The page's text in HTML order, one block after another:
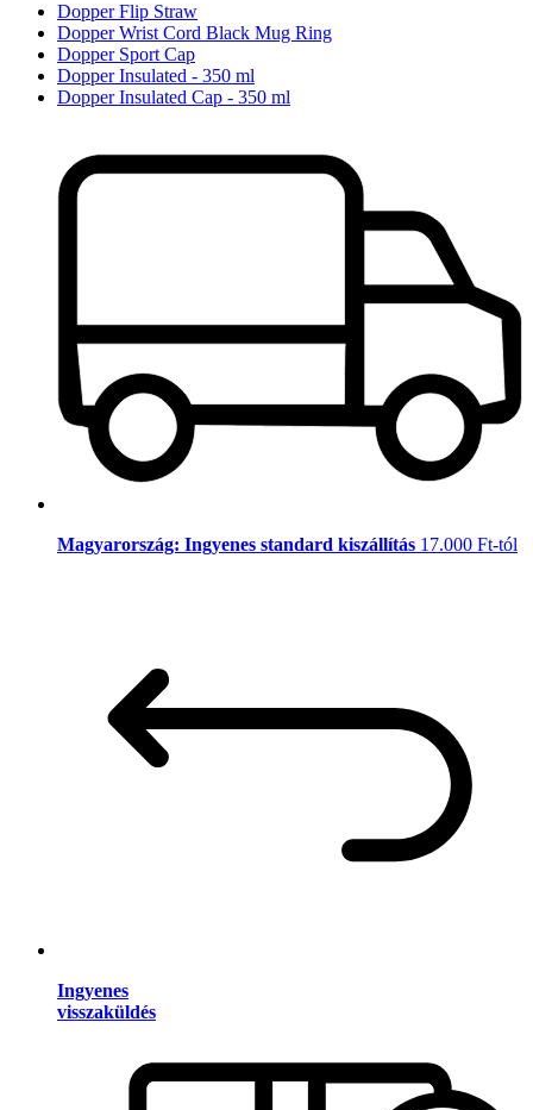
Dopper Flip Straw
Dopper Wrist Cord Black Mug Ring
Dopper Sport Cap
Dopper Insulated - 350 ml
Dopper Insulated Cap - 350 ml
Magyarország: Ingyenes standard kiszállítás 17.000 Ft-tól
Ingyenes
visszaküldés